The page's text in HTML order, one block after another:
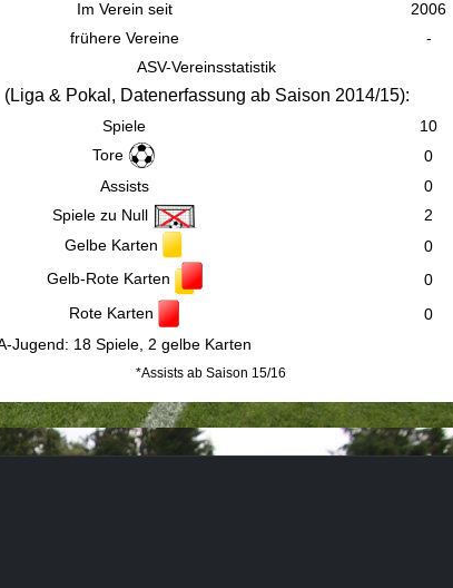
Im Verein seit
2006
frühere Vereine
-
ASV-Vereinsstatistik
(Liga & Pokal, Datenerfassung ab Saison 2014/15):
Spiele
10
Tore
0
Assists
0
Spiele zu Null
2
Gelbe Karten
0
Gelb-Rote Karten
0
Rote Karten
0
Jugend: 18 Spiele, 2 gelbe Karten
*Assists ab Saison 15/16